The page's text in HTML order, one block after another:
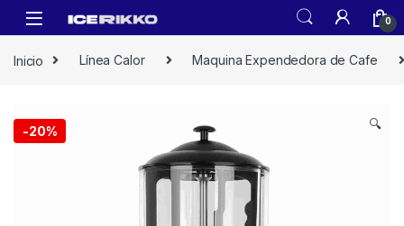
0
Inicio Línea Calor Maquina Expendedora de Cafe
-20% 🔍